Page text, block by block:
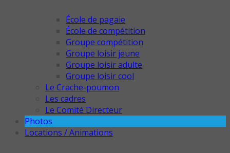
École de pagaie
École de compétition
Groupe compétition
Groupe loisir jeune
Groupe loisir adulte
Groupe loisir cool
Le Crache-poumon
Les cadres
Le Comité Directeur
Photos
Locations / Animations